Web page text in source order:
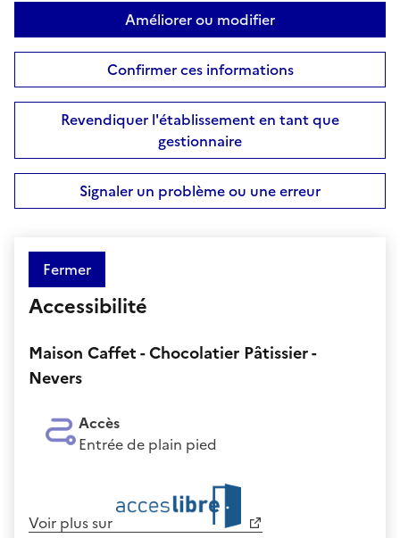
Améliorer ou modifier
Confirmer ces informations
Revendiquer l'établissement en tant que
gestionnaire
Signaler un problème ou une erreur
Fermer
Accessibilité
Maison Caffet - Chocolatier Pâtissier -
Nevers
Accès
Entrée de plain pied
Voir plus sur